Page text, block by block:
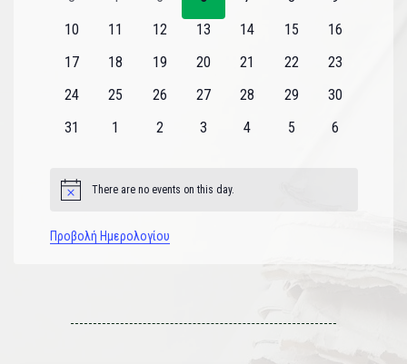
εκδηλώσειςεκδηλώσειςεκδηλώσεις
0
10
0
11
0
12
0
13
0
14
0
15
0
16
0
17
0
18
0
19
0
20
0
21
0
22
0
23
0
24
0
25
0
26
0
27
0
28
0
29
0
30
0
31
0
1
0
2
0
3
0
4
0
5
0
6
Notice There are no events on this day.
Προβολή Ημερολογίου